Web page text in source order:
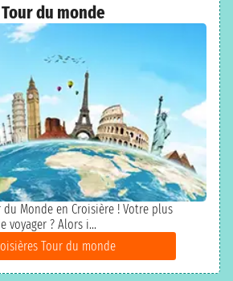
Tour du monde
du Monde en Croisière ! Votre plus
voyager ? Alors i...
Tour du monde